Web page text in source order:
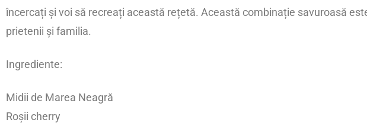
încercați și voi să recreați această rețetă. Această combinație savuroasă
prietenii și familia.
Ingrediente:
Midii de Marea Neagră
Roșii cherry